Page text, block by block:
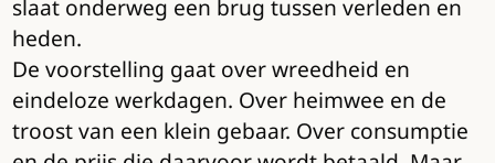
slaat onderweg een brug tussen verleden en
heden.
De voorstelling gaat over wreedheid en
eindeloze werkdagen. Over heimwee en de
troost van een klein gebaar. Over consumptie